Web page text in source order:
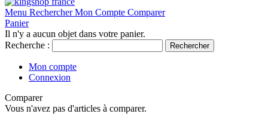
Menu Rechercher Mon Compte Comparer
Panier
Il n'y a aucun objet dans votre panier.
Recherche :
Rechercher
Mon compte
Connexion
Comparer
Vous n'avez pas d'articles à comparer.